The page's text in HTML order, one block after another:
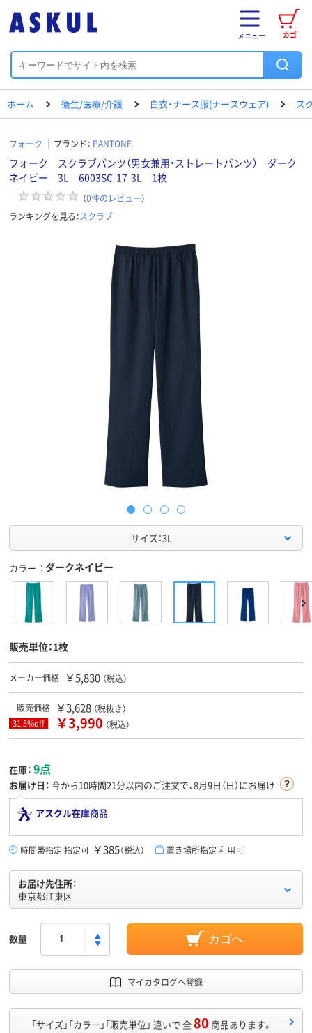
カゴ
メニュー
ホーム 衛生/医療/介護 白衣・ナース服(ナースウェア) ス
フォーク ブランド： PANTONE
フォーク スクラブパンツ（男女兼用・ストレートパンツ） ダーク
ネイビー 3L 6003SC-17-3L 1枚
（0件のレビュー）
ランキングを見る：スクラブ
サイズ：3L
カラー ダークネイビー
販売単位：1枚
メーカー価格 ￥5,830 （税込）
販売価格 ￥3,628 （税抜き）
31.5%off ￥3,990 （税込）
在庫： 9点
お届け日： 今から10時間21分以内のご注文で、8月9日（日）にお届け
アスクル在庫商品
時間帯指定 指定可 ￥385（税込） 置き場所指定 利用可
お届け先住所：
東京都江東区
数量 カゴへ
マイカタログへ登録
「サイズ」「カラー」「販売単位」 違いで 全80 商品あります。